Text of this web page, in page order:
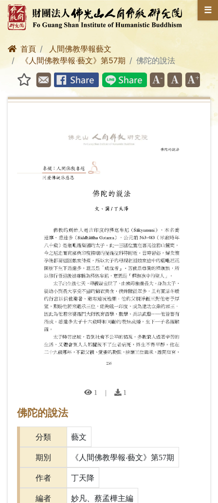
☰
首頁
人間佛教學報藝文
《人間佛教學報‧藝文》第57期
佛陀的說法
1 | 1
佛陀的說法
分類 藝文
期別 《人間佛教學報‧藝文》第57期
作者 丁天降
編者 妙凡、蔡孟樺主編